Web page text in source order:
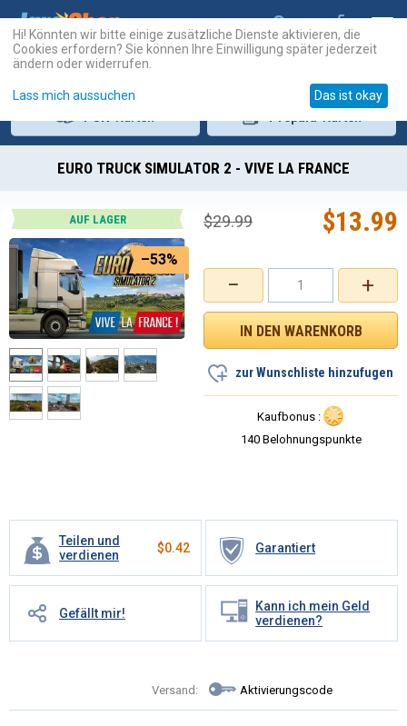
EURO TRUCK SIMULATOR 2 - VIVE LA FRANCE
AUF LAGER
–53%
Teilen und
verdienen
$0.42 Garantiert
Gefällt mir!
Kann ich mein Geld
verdienen?
Versand: Aktivierungscode
+
−
$13.99
$29.99
zur Wunschliste hinzufugen
Kaufbonus :
140 Belohnungspunkte
Hi! Könnten wir bitte einige zusätzliche Dienste aktivieren, die
Cookies erfordern? Sie können Ihre Einwilligung später jederzeit
ändern oder widerrufen.
Lass mich aussuchen Das ist okay